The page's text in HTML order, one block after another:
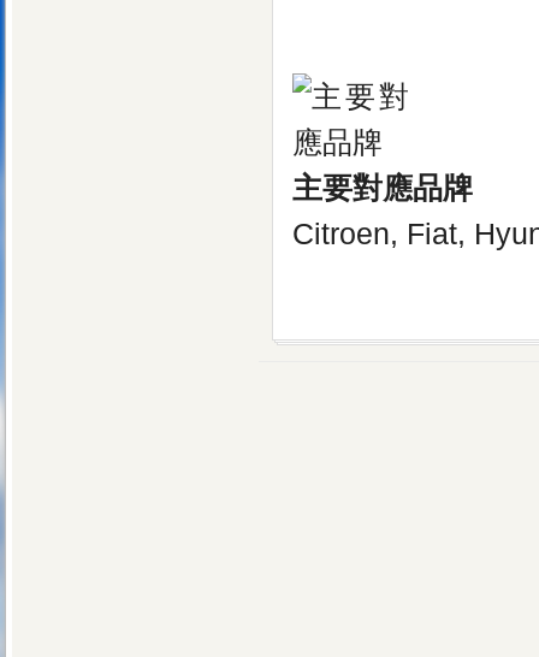
主要對應品牌
Citroen, Fiat,